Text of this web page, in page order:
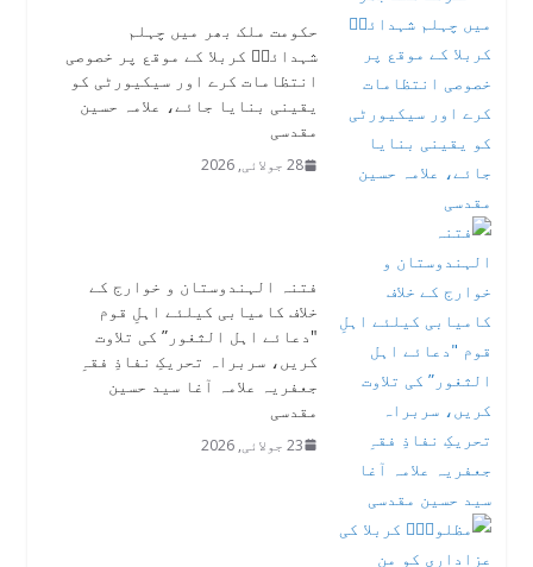
حکومت ملک بھر میں چہلم
شہدائےؑ کربلا کے موقع پر خصوصی
انتظامات کرے اور سیکیورٹی کو
یقینی بنایا جائے، علامہ حسین
مقدسی
28 جولائی, 2026
فتنہ الہندوستان و خوارج کے
خلاف کامیابی کیلئے اہلِ قوم
"دعائے اہل الثغور” کی تلاوت
کریں، سربراہ تحریکِ نفاذِ فقہِ
جعفریہ علامہ آغا سید حسین
مقدسی
23 جولائی, 2026